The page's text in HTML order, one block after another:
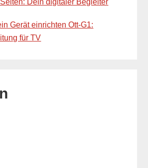
Dein digitaler Begleiter
Gerät einrichten Ott-G1:
für TV